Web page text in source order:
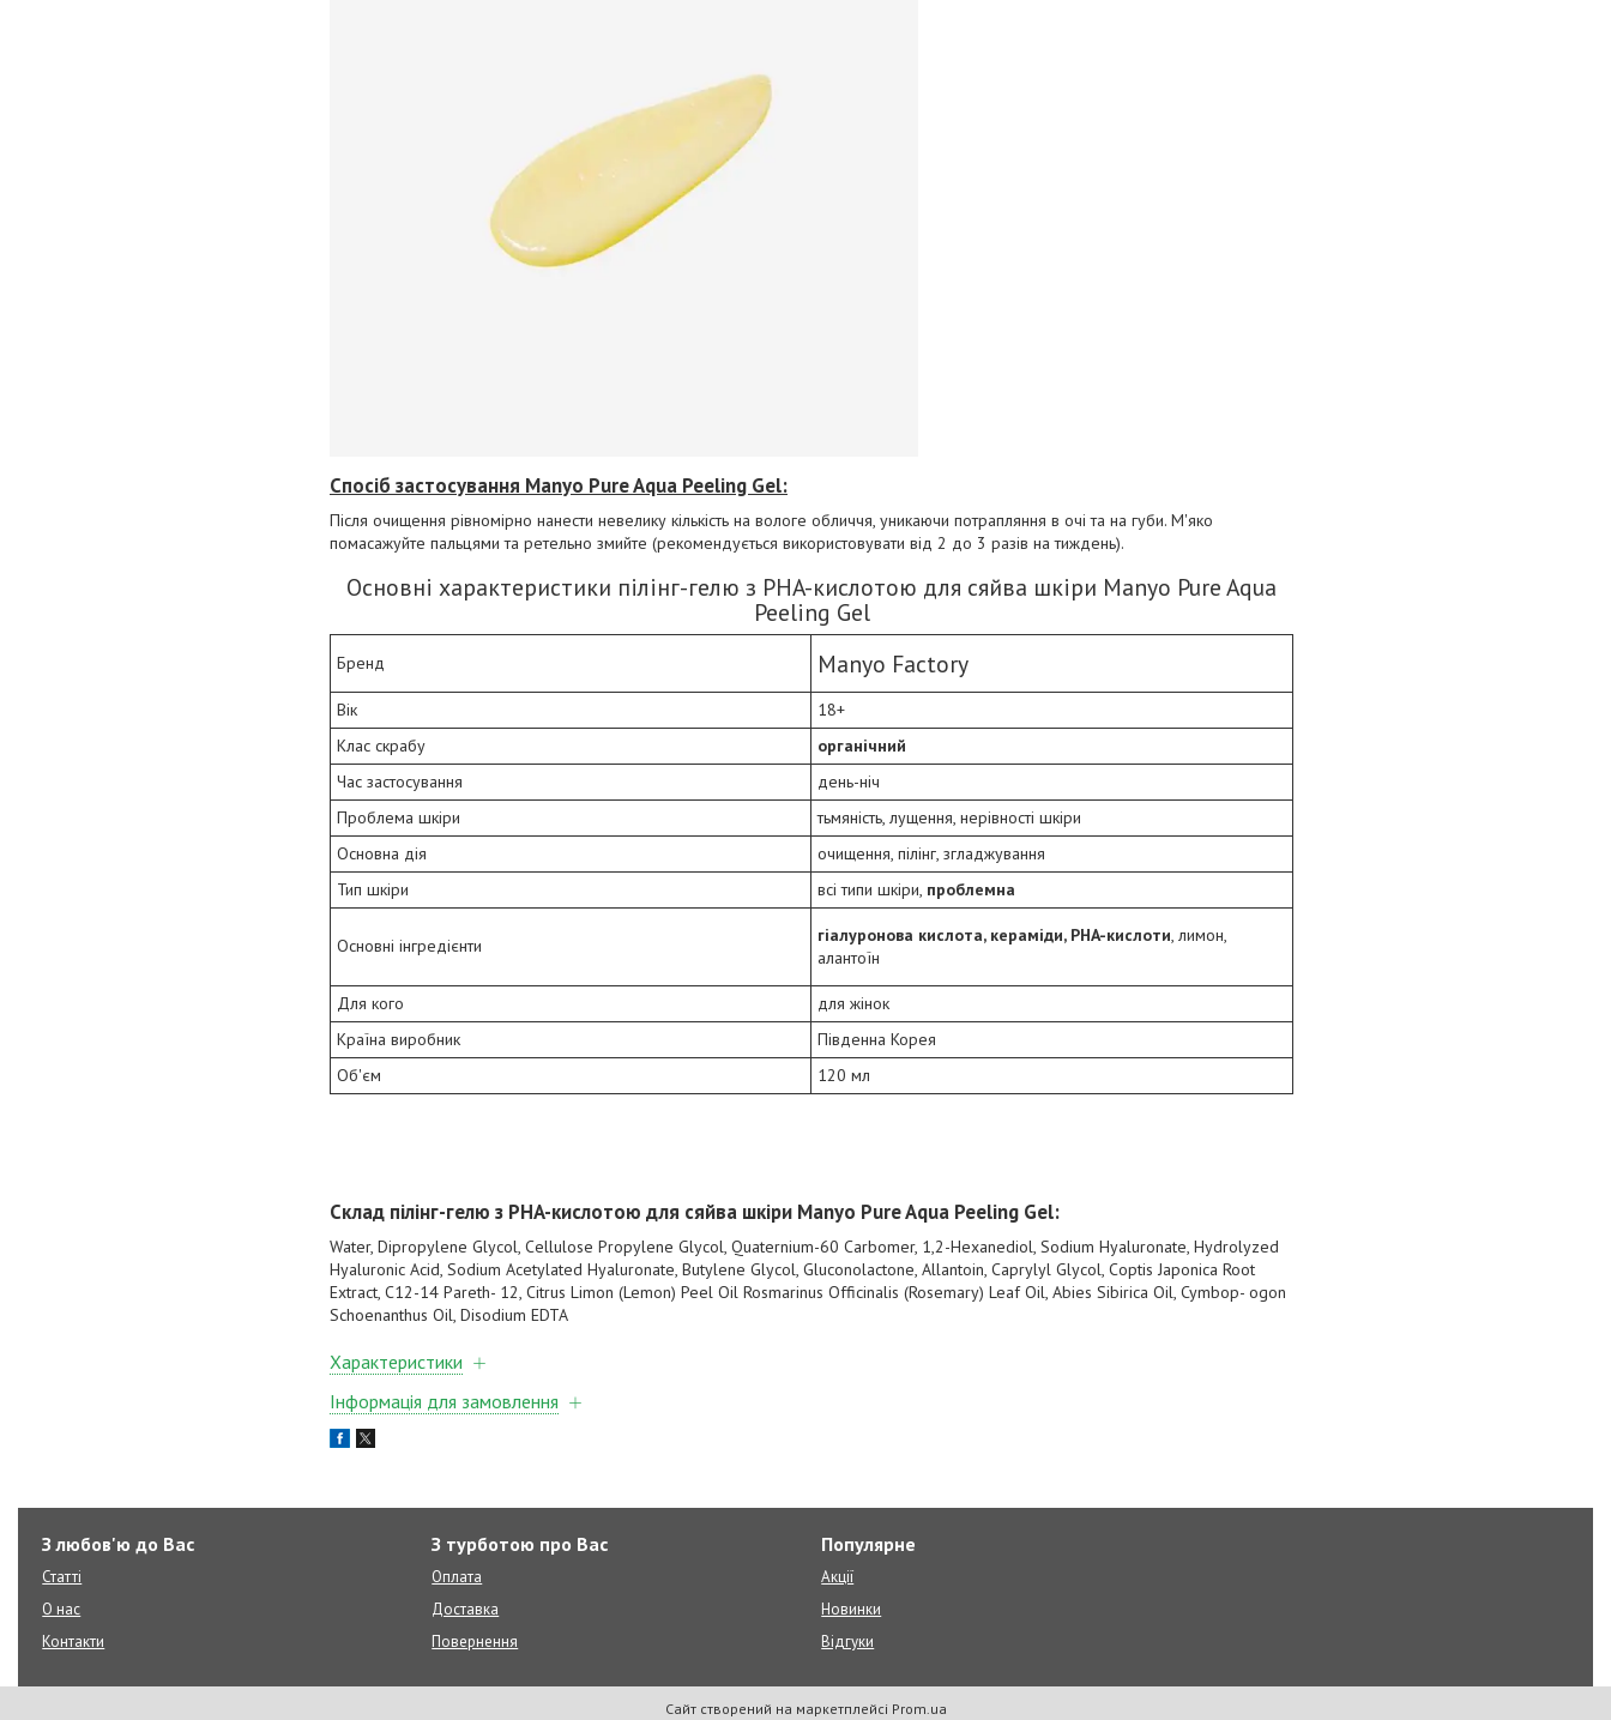
Спосіб застосування Manyo Pure Aqua Peeling Gel:
Після очищення рівномірно нанести невелику кількість на вологе обличчя, уникаючи потрапляння в очі та на губи. М'яко
помасажуйте пальцями та ретельно змийте (рекомендується використовувати від 2 до 3 разів на тиждень).
Основні характеристики пілінг-гелю з PHA-кислотою для сяйва шкіри Manyo Pure Aqua
Peeling Gel
Бренд Manyo Factory
Вік
18+
Клас скрабу
органічний
Час застосування
день-ніч
Проблема шкіри
тьмяність, лущення, нерівності шкіри
Основна дія
очищення, пілінг, згладжування
Тип шкіри
всі типи шкіри, проблемна
Основні інгредієнти гіалуронова кислота, кераміди, PHA-кислоти, лимон,
алантоїн
Для кого
для жінок
Країна виробник
Південна Корея
Об'єм
120 мл
Склад пілінг-гелю з PHA-кислотою для сяйва шкіри Manyo Pure Aqua Peeling Gel:
Water, Dipropylene Glycol, Cellulose Propylene Glycol, Quaternium-60 Carbomer, 1,2-Hexanediol, Sodium Hyaluronate, Hydrolyzed
Hyaluronic Acid, Sodium Acetylated Hyaluronate, Butylene Glycol, Gluconolactone, Allantoin, Caprylyl Glycol, Coptis Japonica Root
Extract, C12-14 Pareth- 12, Citrus Limon (Lemon) Peel Oil Rosmarinus Officinalis (Rosemary) Leaf Oil, Abies Sibirica Oil, Cymbop- ogon
Schoenanthus Oil, Disodium EDTA
Характеристики
Інформація для замовлення
З любов'ю до Вас
Статті
О нас
Контакти
З турботою про Вас
Оплата
Доставка
Повернення
Популярне
Акції
Новинки
Відгуки
Сайт створений на маркетплейсі Prom.ua